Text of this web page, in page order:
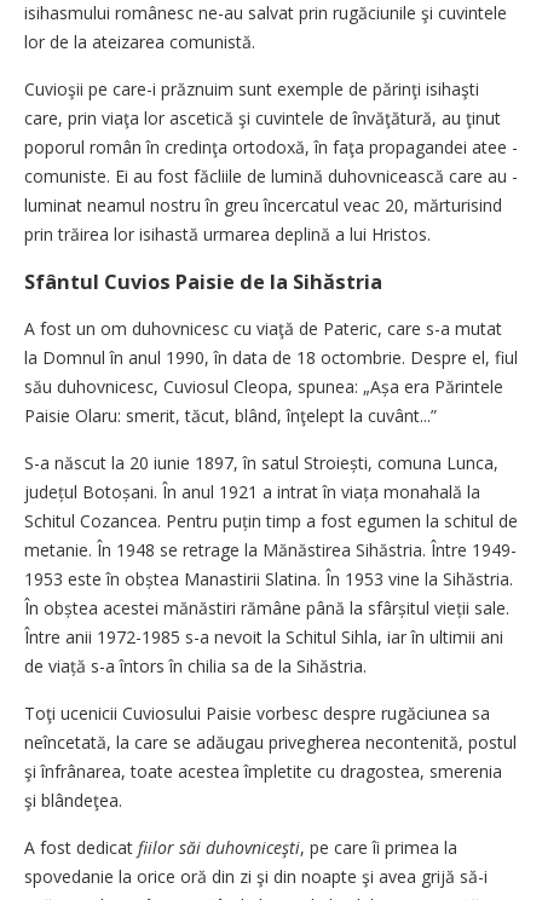
isihasmului românesc ne-au salvat prin rugăciunile şi cuvintele
lor de la ateizarea comu­nistă.
Cuvioşii pe care-i prăznuim sunt exemple de părinţi isihaşti
care, prin viaţa lor ascetică şi cuvintele de învăţătură, au ţinut
poporul român în credinţa ortodoxă, în faţa propagandei atee ­
comuniste. Ei au fost făcliile de lumină duhovnicească care au ­
luminat neamul nostru în greu încercatul veac 20, mărturisind
prin trăirea lor isihastă urmarea deplină a lui Hristos.
Sfântul Cuvios Paisie de la Sihăstria
A fost un om duhovnicesc cu viaţă de Pateric, care s-a mutat
la Domnul în anul 1990, în data de 18 octombrie. Despre el, fiul
său duhovnicesc, Cuviosul Cleopa, spunea: „Așa era Părintele
Paisie Olaru: smerit, tăcut, blând, înţelept la cuvânt...”
S-a născut la 20 iunie 1897, în satul Stroiești, comuna Lunca,
județul Botoșani. În anul 1921 a intrat în viața monahală la
Schitul Cozancea. Pentru puțin timp a fost egumen la schitul de
metanie. În 1948 se retrage la Mănăstirea Sihăstria. Între 1949-
1953 este în obștea Manastirii Slatina. În 1953 vine la Sihăstria.
În obștea acestei mănăstiri rămâne până la sfârșitul vieții sale.
Între anii 1972-1985 s-a nevoit la Schitul Sihla, iar în ultimii ani
de viață s-a întors în chilia sa de la Sihăstria.
Toţi ucenicii Cuviosului Paisie vorbesc despre rugăciunea sa
neîncetată, la care se adăugau privegherea necontenită, postul
şi înfrânarea, toate acestea împletite cu dragostea, smerenia
şi blândeţea.
A fost dedicat fiilor săi duhovniceşti, pe care îi primea la
spovedanie la orice oră din zi şi din noapte şi avea grijă să-i